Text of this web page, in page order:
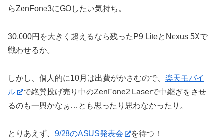
らZenFone3にGOしたい気持ち。
30,000円を大きく超えるなら残ったP9 LiteとNexus 5Xで
戦わせるか。
しかし、個人的に10月は出費がかさむので、 楽天モバイ
ル
で絶賛投げ売り中のZenFone2 Laserで中継ぎをさせ
るのも一興かなぁ…とも思ったり思わなかったり。
とりあえず、 9/28のASUS発表会 を待つ！